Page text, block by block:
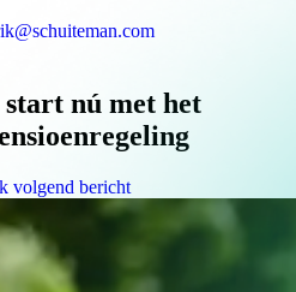
nú met het
volgend bericht